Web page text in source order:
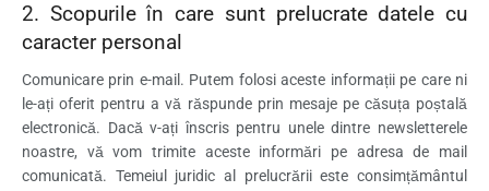
2. Scopurile în care sunt prelucrate datele cu
caracter personal
Comunicare prin e-mail. Putem folosi aceste informații pe care ni
le-ați oferit pentru a vă răspunde prin mesaje pe căsuța poștală
electronică. Dacă v-ați înscris pentru unele dintre newsletterele
noastre, vă vom trimite aceste informări pe adresa de mail
comunicată. Temeiul juridic al prelucrării este consimțământul